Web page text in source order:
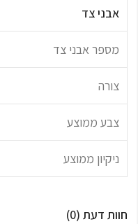
אבני צד
מספר אבני צד
צורה
צבע ממוצע
ניקיון ממוצע
חוות דעת (0)